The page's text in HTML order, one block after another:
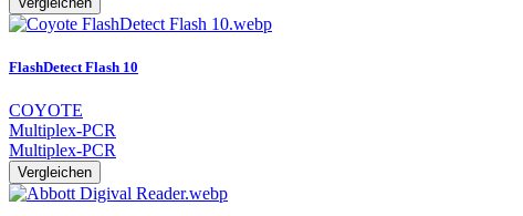
FlashDetect Flash 10
COYOTE
Multiplex-PCR
Multiplex-PCR
Vergleichen